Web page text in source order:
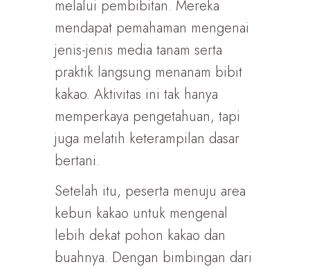
melalui pembibitan. Mereka
mendapat pemahaman mengenai
jenis-jenis media tanam serta
praktik langsung menanam bibit
kakao. Aktivitas ini tak hanya
memperkaya pengetahuan, tapi
juga melatih keterampilan dasar
bertani.
Setelah itu, peserta menuju area
kebun kakao untuk mengenal
lebih dekat pohon kakao dan
buahnya. Dengan bimbingan dari